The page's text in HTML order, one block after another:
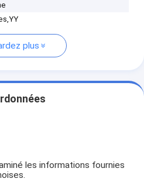
plus
les informations fournies